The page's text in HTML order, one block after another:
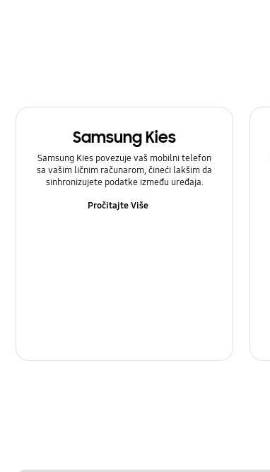
snaga
Samsung Kies
Samsung Kies povezuje vaš mobilni telefon
sa vašim ličnim računarom, čineći lakšim da
sinhronizujete podatke između uređaja.
Pročitajte Više